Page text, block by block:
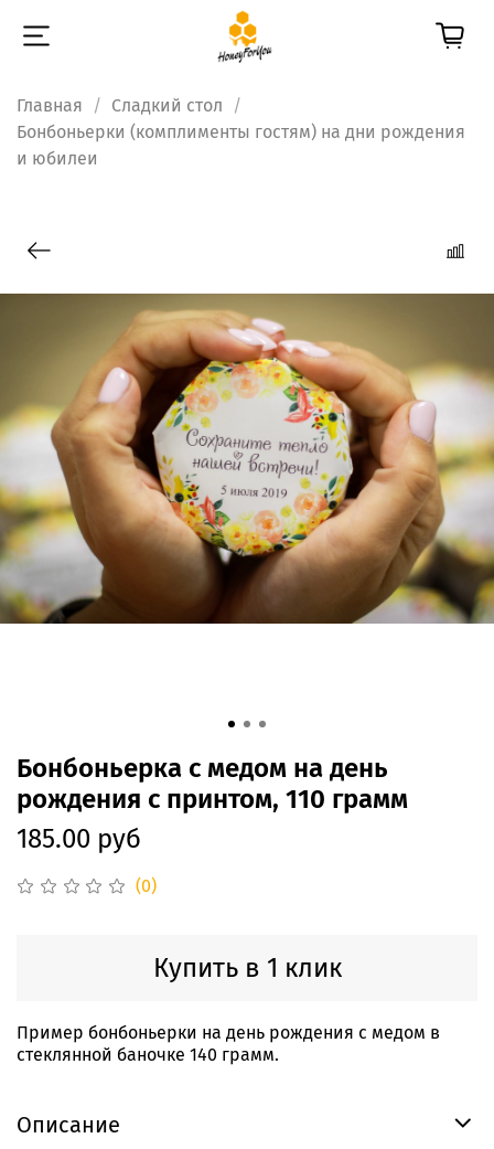
Главная
Сладкий стол
Бонбоньерки (комплименты гостям) на дни рождения
и юбилеи
(0)
Бонбоньерка с медом на день
рождения с принтом, 110 грамм
185.00 руб
Купить в 1 клик
Пример бонбоньерки на день рождения с медом в
стеклянной баночке 140 грамм.
Описание